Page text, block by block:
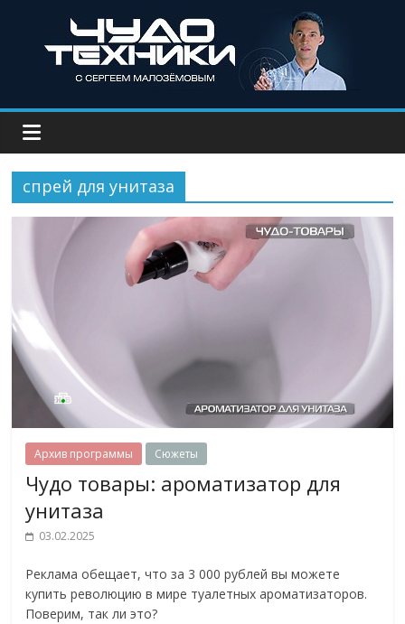
спрей для унитаза
Архив программы Сюжеты
Чудо товары: ароматизатор для
унитаза
03.02.2025
Реклама обещает, что за 3 000 рублей вы можете
купить революцию в мире туалетных ароматизаторов.
Поверим, так ли это?